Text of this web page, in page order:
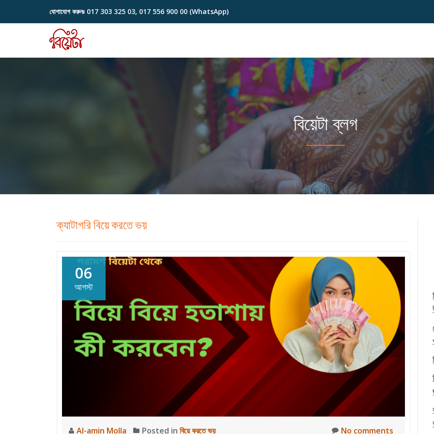
Skip
যোগাযোগ করুনঃ 017 303 325 03, 017 556 900 00 (WhatsApp)
বিয়েটা ব্লগ
ক্যাটাগরিবিয়ে করতে ভয়
06
আগস্ট
Al-amin Molla Posted in বিয়ে করতে ভয় No comments